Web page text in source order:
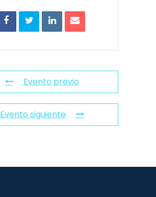
Evento previo
Evento siguiente